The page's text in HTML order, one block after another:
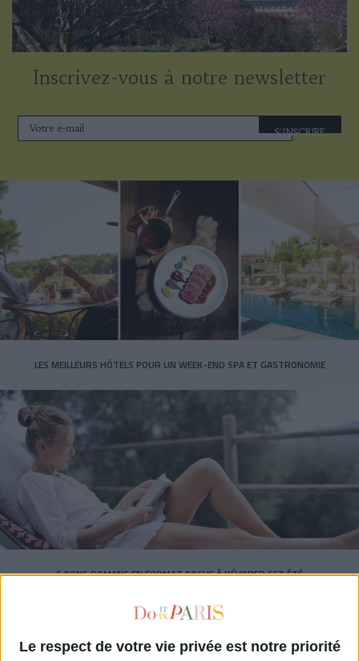
Le respect de votre vie privée est notre priorité
Inscrivez-vous à notre newsletter
S'INSCRIRE
LES MEILLEURS HÔTELS POUR UN WEEK-END SPA ET GASTRONOMIE
5 BONS ROMANS EN FORMAT POCHE À DÉVORER CET ÉTÉ